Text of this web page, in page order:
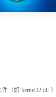
（如`kernel32.dll`